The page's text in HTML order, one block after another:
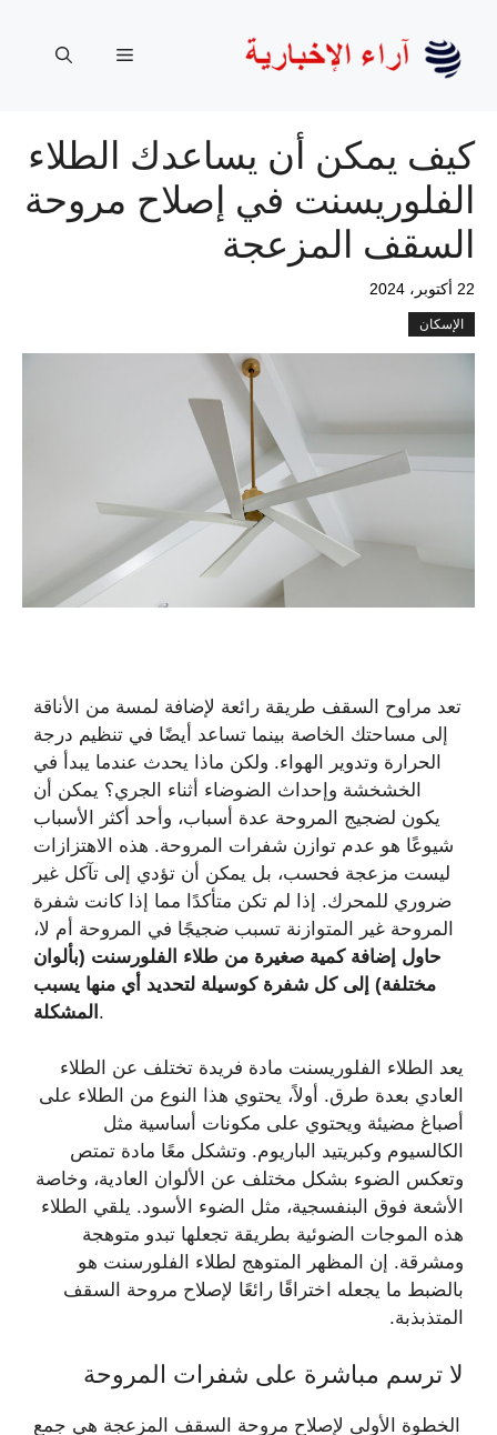
المحتوى
القائمة
كيف يمكن أن يساعدك الطلاء
الفلوريسنت في إصلاح مروحة
السقف المزعجة
22 أكتوبر، 2024
الإسكان
تعد مراوح السقف طريقة رائعة لإضافة لمسة من الأناقة
إلى مساحتك الخاصة بينما تساعد أيضًا في تنظيم درجة
الحرارة وتدوير الهواء. ولكن ماذا يحدث عندما يبدأ في
الخشخشة وإحداث الضوضاء أثناء الجري؟ يمكن أن
يكون لضجيج المروحة عدة أسباب، وأحد أكثر الأسباب
شيوعًا هو عدم توازن شفرات المروحة. هذه الاهتزازات
ليست مزعجة فحسب، بل يمكن أن تؤدي إلى تآكل غير
ضروري للمحرك. إذا لم تكن متأكدًا مما إذا كانت شفرة
المروحة غير المتوازنة تسبب ضجيجًا في المروحة أم لا،
حاول إضافة كمية صغيرة من طلاء الفلورسنت (بألوان
مختلفة) إلى كل شفرة كوسيلة لتحديد أي منها يسبب
المشكلة .
يعد الطلاء الفلوريسنت مادة فريدة تختلف عن الطلاء
العادي بعدة طرق. أولاً، يحتوي هذا النوع من الطلاء على
أصباغ مضيئة ويحتوي على مكونات أساسية مثل
الكالسيوم وكبريتيد الباريوم. وتشكل معًا مادة تمتص
وتعكس الضوء بشكل مختلف عن الألوان العادية، وخاصة
الأشعة فوق البنفسجية، مثل الضوء الأسود. يلقي الطلاء
هذه الموجات الضوئية بطريقة تجعلها تبدو متوهجة
ومشرقة. إن المظهر المتوهج لطلاء الفلورسنت هو
بالضبط ما يجعله اختراقًا رائعًا لإصلاح مروحة السقف
المتذبذبة.
لا ترسم مباشرة على شفرات المروحة
الخطوة الأولى لإصلاح مروحة السقف المزعجة هي جمع